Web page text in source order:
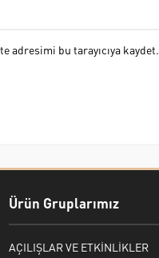
adresimi bu tarayıcıya kaydet.
Ürün Gruplarımız
AÇILIŞLAR VE ETKİNLİKLER